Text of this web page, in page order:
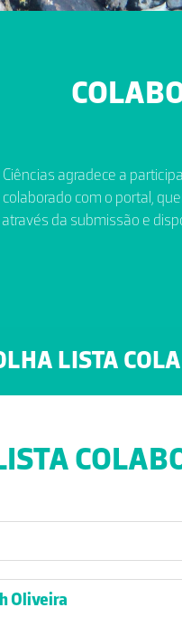
Ciências agradece a
com o portal,
da submissão e
LISTA
Oliveira